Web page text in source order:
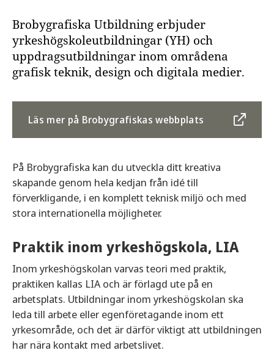
Brobygrafiska Utbildning erbjuder
yrkeshögskoleutbildningar (YH) och
uppdragsutbildningar inom områdena
grafisk teknik, design och digitala medier.
Läs mer på Brobygrafiskas webbplats
På Brobygrafiska kan du utveckla ditt kreativa
skapande genom hela kedjan från idé till
förverkligande, i en komplett teknisk miljö och med
stora internationella möjligheter.
Praktik inom yrkeshögskola, LIA
Inom yrkeshögskolan varvas teori med praktik,
praktiken kallas LIA och är förlagd ute på en
arbetsplats. Utbildningar inom yrkeshögskolan ska
leda till arbete eller egenföretagande inom ett
yrkesområde, och det är därför viktigt att utbildningen
har nära kontakt med arbetslivet.